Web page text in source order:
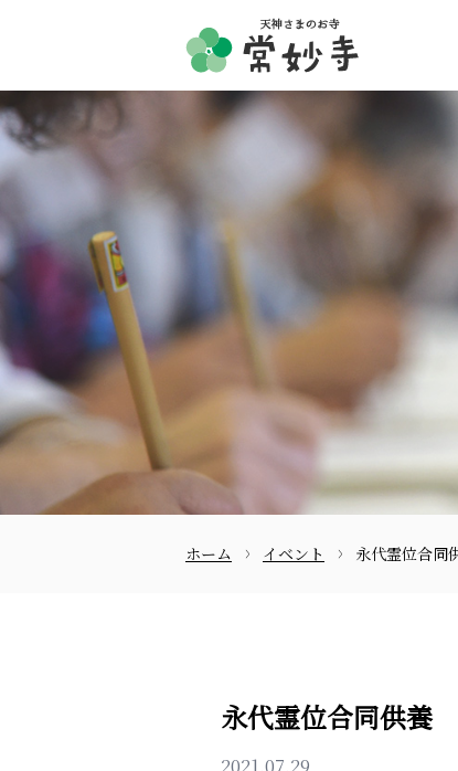
常妙寺紹介
納骨堂・お墓
葬儀・供養・祈祷
ギャラリー
お問合せホーム イベント 永代霊位合同
永代霊位合同供養